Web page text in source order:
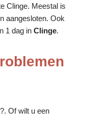
Clinge. Meestal is
aangesloten. Ook
1 dag in Clinge.
Of wilt u een